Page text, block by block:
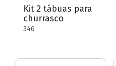
Kit 2 tábuas para
churrasco
346